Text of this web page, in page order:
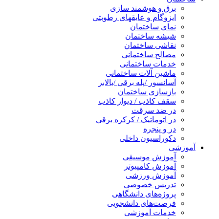
برق و هوشمند سازی
ایزوگام و عایقهای رطوبتی
نمای ساختمان
شیشه ساختمان
نقاشی ساختمان
مصالح ساختمانی
خدمات ساختمانی
ماشین آلات ساختمانی
آسانسور /پله برقی /بالابر
بازسازی ساختمان
سقف کاذب / دیوار کاذب
در ضد سرقت
در اتوماتیک / کرکره برقی
در و پنجره
دکوراسیون داخلی
آموزشی
آموزش موسیقی
آموزش کامپیوتر
آموزش ورزشی
تدریس خصوصی
پروژه‌های دانشگاهی
فرصت‌های دانشجویی
خدمات آموزشی